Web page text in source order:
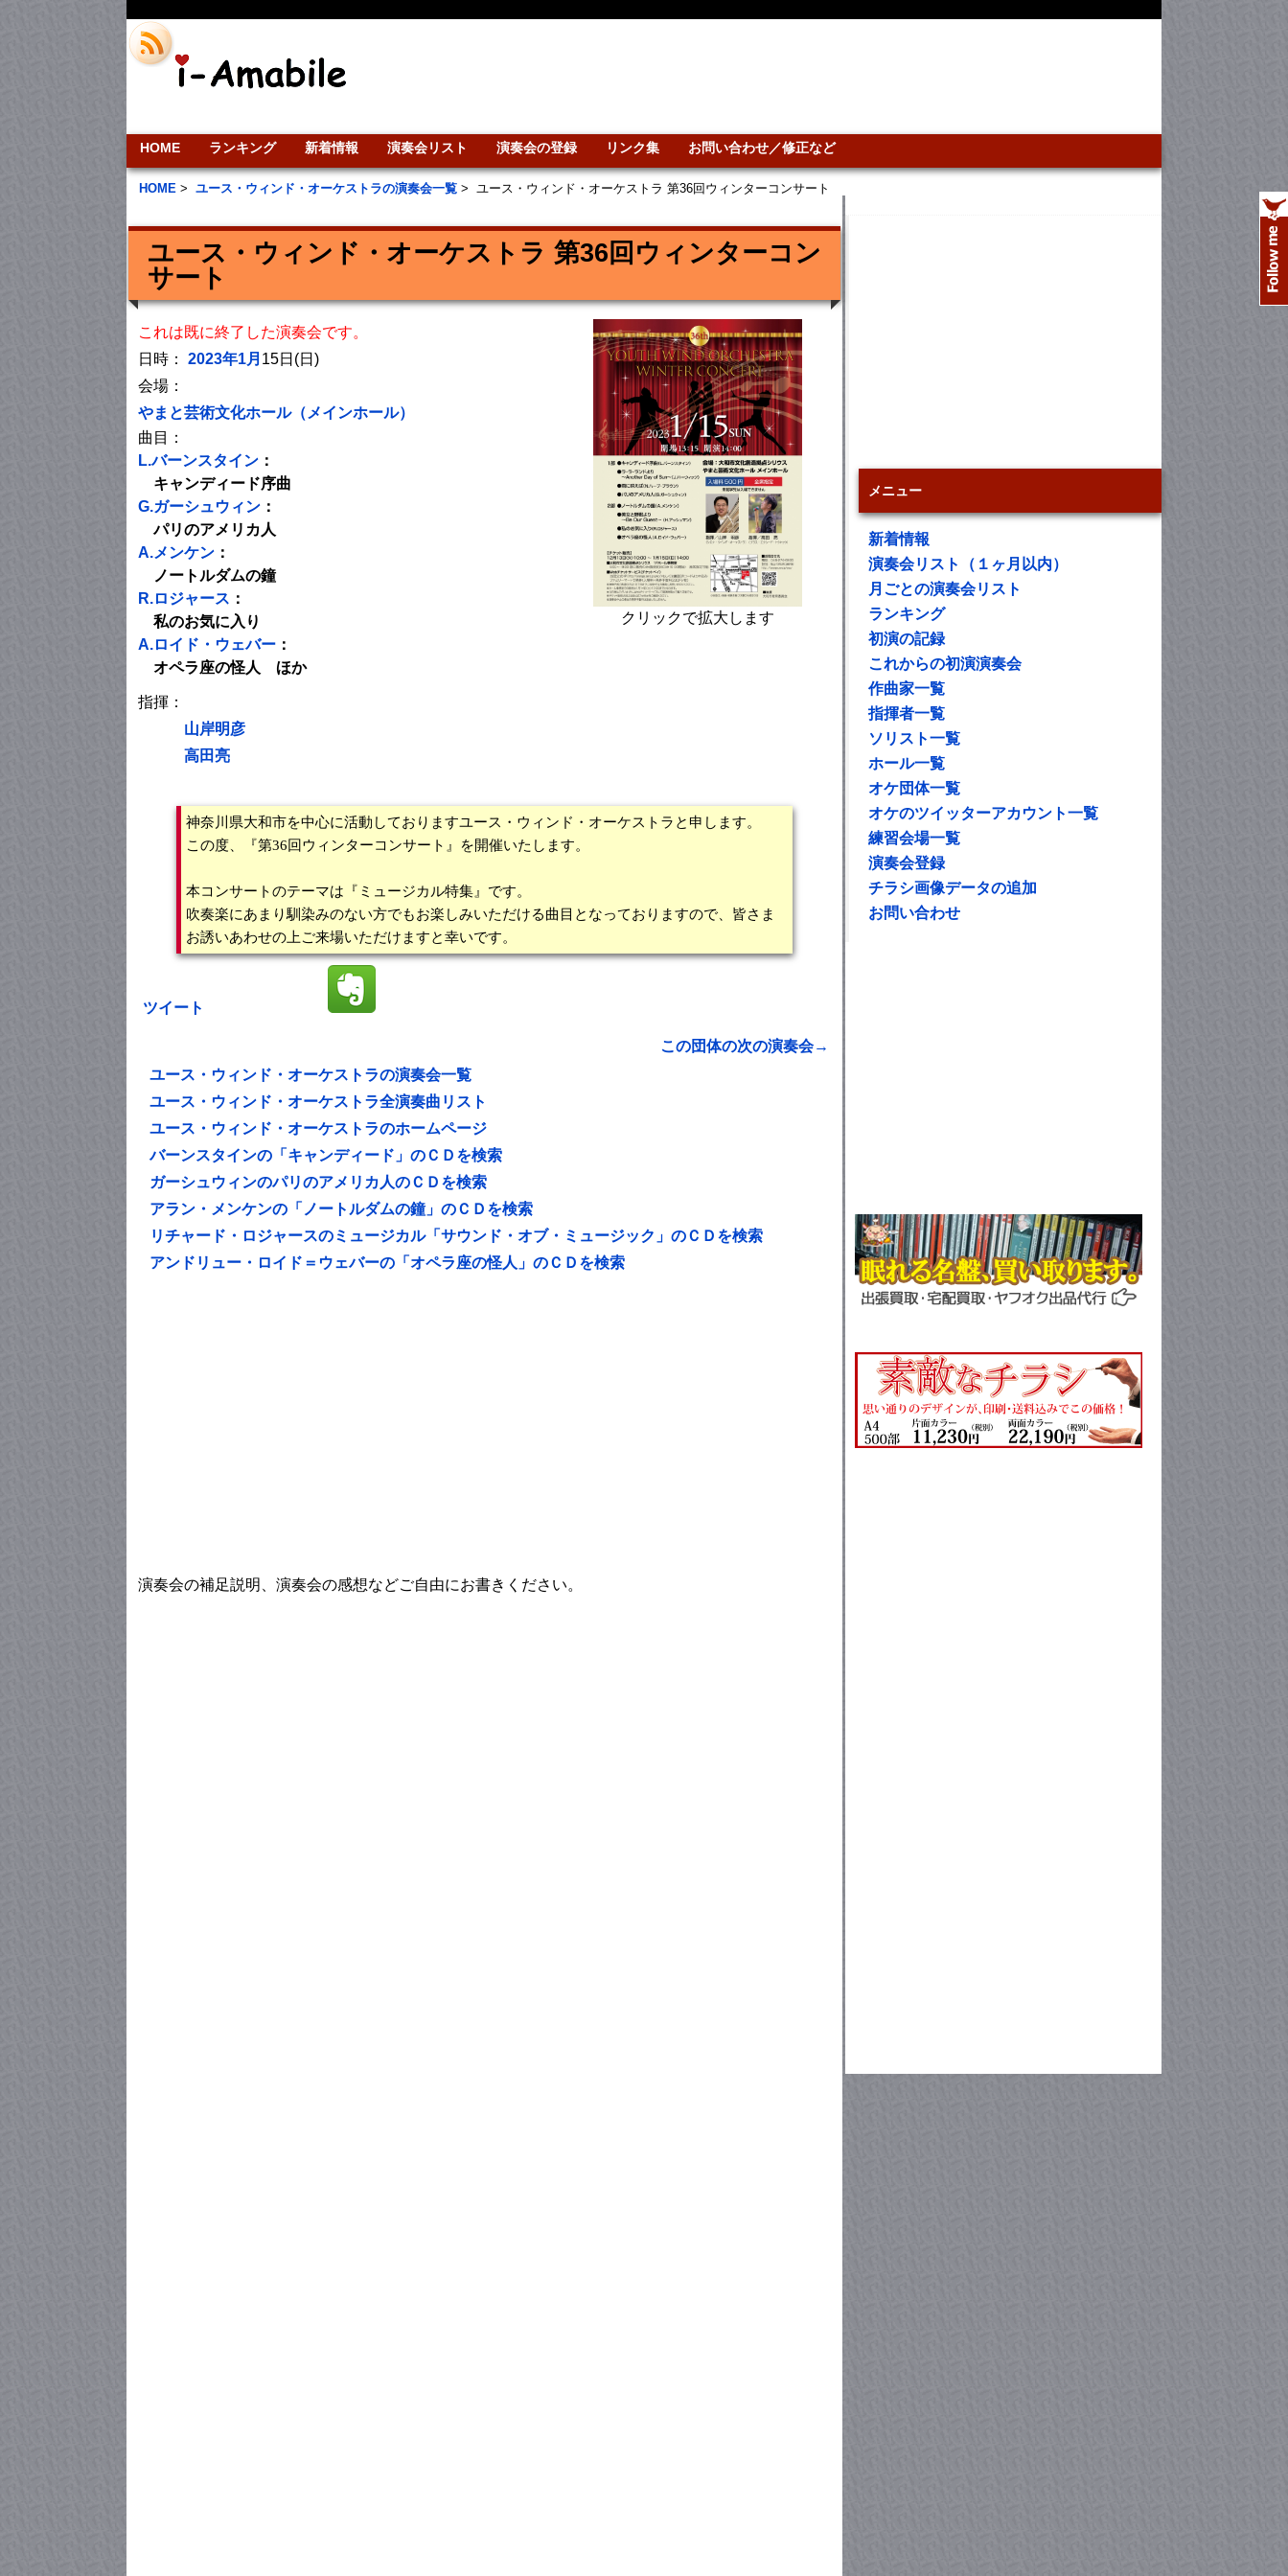
HOME ランキング 新着情報 演奏会リスト 演奏会の登録 リンク集 お問い合わせ／修正など
HOME > ユース・ウィンド・オーケストラの演奏会一覧 > ユース・ウィンド・オーケストラ 第36回ウィンターコンサート
ユース・ウィンド・オーケストラ 第36回ウィンターコン
サート
クリックで拡大します
これは既に終了した演奏会です。
日時： 2023年1月 15日(日)
会場：
やまと芸術文化ホール（メインホール）
曲目：
L.バーンスタイン ：
キャンディード序曲
G.ガーシュウィン ：
パリのアメリカ人
A.メンケン ：
ノートルダムの鐘
R.ロジャース ：
私のお気に入り
A.ロイド・ウェバー ：
オペラ座の怪人 ほか
指揮：
山岸明彦
高田亮
神奈川県大和市を中心に活動しておりますユース・ウィンド・オーケストラと申します。
この度、『第36回ウィンターコンサート』を開催いたします。
本コンサートのテーマは『ミュージカル特集』です。
吹奏楽にあまり馴染みのない方でもお楽しみいただける曲目となっておりますので、皆さま
お誘いあわせの上ご来場いただけますと幸いです。
ツイート
この団体の次の演奏会→
ユース・ウィンド・オーケストラの演奏会一覧
ユース・ウィンド・オーケストラ全演奏曲リスト
ユース・ウィンド・オーケストラのホームページ
バーンスタインの「キャンディード」のＣＤを検索
ガーシュウィンのパリのアメリカ人のＣＤを検索
アラン・メンケンの「ノートルダムの鐘」のＣＤを検索
リチャード・ロジャースのミュージカル「サウンド・オブ・ミュージック」のＣＤを検索
アンドリュー・ロイド＝ウェバーの「オペラ座の怪人」のＣＤを検索
演奏会の補足説明、演奏会の感想などご自由にお書きください。
メニュー
新着情報
演奏会リスト（１ヶ月以内）
月ごとの演奏会リスト
ランキング
初演の記録
これからの初演演奏会
作曲家一覧
指揮者一覧
ソリスト一覧
ホール一覧
オケ団体一覧
オケのツイッターアカウント一覧
練習会場一覧
演奏会登録
チラシ画像データの追加
お問い合わせ